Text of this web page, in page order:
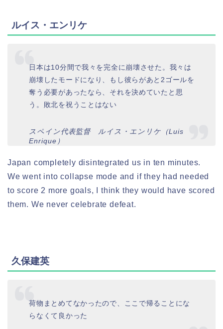
ルイス・エンリケ
日本は10分間で我々を完全に崩壊させた。我々は
崩壊したモードになり、もし彼らがあと2ゴールを
奪う必要があったなら、それを決めていたと思
う。敗北を祝うことはない
スペイン代表監督 ルイス・エンリケ（Luis
Enrique）
Japan completely disintegrated us in ten minutes.
We went into collapse mode and if they had needed
to score 2 more goals, I think they would have scored
them. We never celebrate defeat.
久保建英
荷物まとめてなかったので、ここで帰ることにな
らなくて良かった